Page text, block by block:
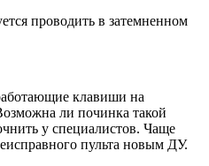
проводить в затемненном
клавиши на
ли починка такой
у специалистов. Чаще
пульта новым ДУ.